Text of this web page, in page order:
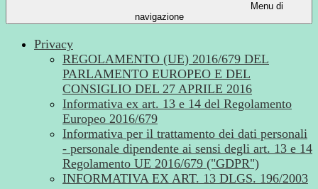
Menu di
navigazione
Privacy
REGOLAMENTO (UE) 2016/679 DEL
PARLAMENTO EUROPEO E DEL
CONSIGLIO DEL 27 APRILE 2016
Informativa ex art. 13 e 14 del Regolamento
Europeo 2016/679
Informativa per il trattamento dei dati personali
- personale dipendente ai sensi degli art. 13 e 14
Regolamento UE 2016/679 ("GDPR")
INFORMATIVA EX ART. 13 DLGS. 196/2003